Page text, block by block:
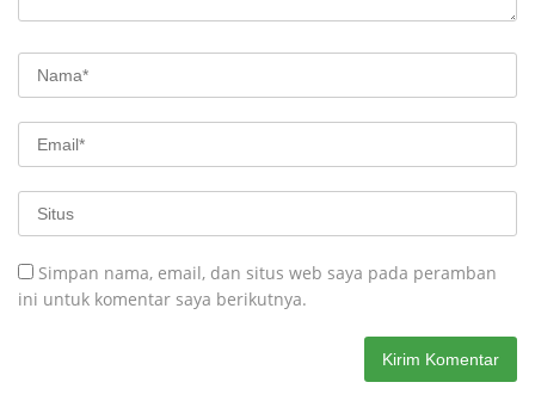
Simpan nama, email, dan situs web saya pada peramban
ini untuk komentar saya berikutnya.